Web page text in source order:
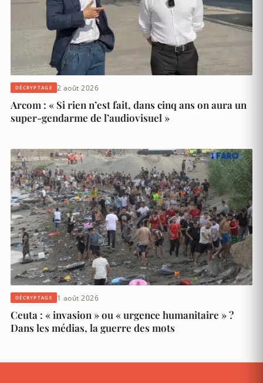
DÉCRYPTAGE 2 août 2026
Arcom : « Si rien n’est fait, dans cinq ans on aura un
super-gendarme de l’audiovisuel »
DÉCRYPTAGE 1 août 2026
Ceuta : « invasion » ou « urgence humanitaire » ?
Dans les médias, la guerre des mots